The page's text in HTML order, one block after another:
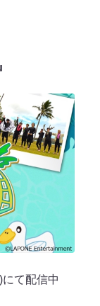
て配信中